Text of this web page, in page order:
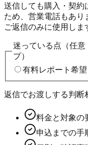
送信しても購入・契約
ため、営業電話もあ
ご返信のみに使用しま
迷っている点（任
プ）
有料レポート希望
返信でお渡しする判断
料金と対象の
申込までの手